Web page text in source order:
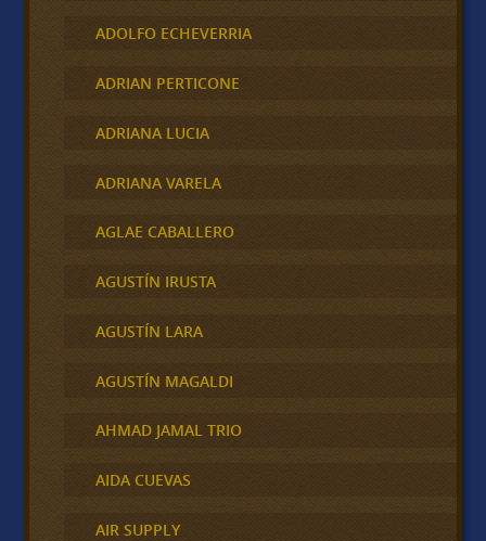
ADOLFO ECHEVERRIA
ADRIAN PERTICONE
ADRIANA LUCIA
ADRIANA VARELA
AGLAE CABALLERO
AGUSTÍN IRUSTA
AGUSTÍN LARA
AGUSTÍN MAGALDI
AHMAD JAMAL TRIO
AIDA CUEVAS
AIR SUPPLY